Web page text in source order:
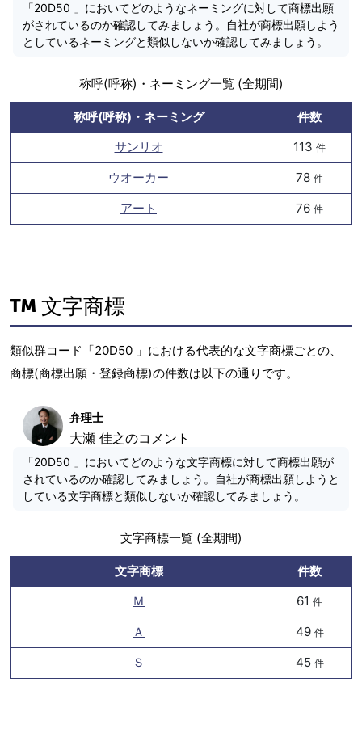
「20D50 」においてどのようなネーミングに対して商標出願
がされているのか確認してみましょう。自社が商標出願しよう
としているネーミングと類似しないか確認してみましょう。
称呼(呼称)・ネーミング一覧 (全期間)
称呼(呼称)・ネーミング
件数
サンリオ
113 件
ウオーカー 78 件
アート 76 件
文字商標
類似群コード「20D50 」における代表的な文字商標ごとの、
商標(商標出願・登録商標)の件数は以下の通りです。
弁理士
大瀬 佳之のコメント
「20D50 」においてどのような文字商標に対して商標出願が
されているのか確認してみましょう。自社が商標出願しようと
している文字商標と類似しないか確認してみましょう。
文字商標一覧 (全期間)
文字商標
件数
Ｍ
61 件
Ａ 49 件
Ｓ 45 件